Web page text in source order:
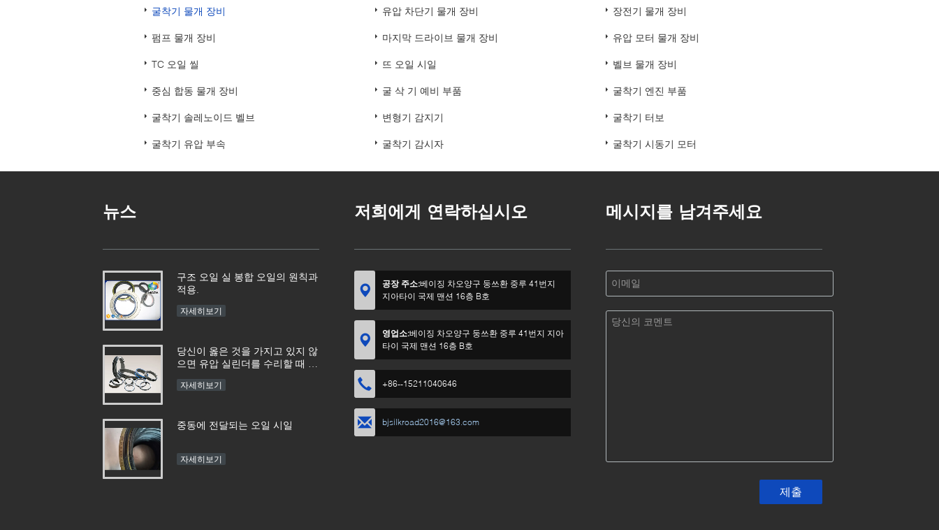
굴착기 물개 장비 유압 차단기 물개 장비 장전기 물개 장비
펌프 물개 장비 마지막 드라이브 물개 장비 유압 모터 물개 장비
TC 오일 씰 뜨 오일 시일 벨브 물개 장비
중심 합동 물개 장비 굴 삭 기 예비 부품 굴착기 엔진 부품
굴착기 솔레노이드 벨브 변형기 감지기 굴착기 터보
굴착기 유압 부속 굴착기 감시자 굴착기 시동기 모터
뉴스
구조 오일 실 봉합 오일의 원칙과
적용.
자세히보기
당신이 옳은 것을 가지고 있지 않
으면 유압 실린더를 수리할 때 어
것을 결정하는 방법 ?
자세히보기
중동에 전달되는 오일 시일
자세히보기
저희에게 연락하십시오
공장 주소:베이징 차오양구 둥쓰환 중루 41번지
지아타이 국제 맨션 16층 B호
영업소:베이징 차오양구 둥쓰환 중루 41번지 지아
타이 국제 맨션 16층 B호
+86--15211040646
bjsilkroad2016@163.com
메시지를 남겨주세요